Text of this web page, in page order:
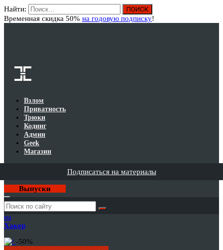
Найти:
Временная скидка 50% на годовую подписку!
Взлом
Приватность
Трюки
Кодинг
Админ
Geek
Магазин
Подписаться на материалы
Выпуски
Годовая
подписка
на
Хакер
-50%